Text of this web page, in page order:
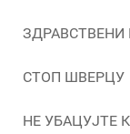
ЗДРАВСТВЕНИ
СТОП ШВЕРЦУ
НЕ УБАЦУЈТЕ